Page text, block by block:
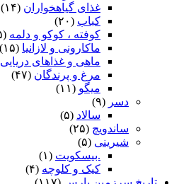
غذای گیاهخواران (۱۴)
کباب (۲۰)
کوفته ، کوکو و دلمه (۴۵)
ماکارونی و لازانیا (۱۵)
ماهی و غذاهای دریایی
مرغ و پرندگان (۴۷)
میگو (۱۱)
دسر (۹)
سالاد (۵)
ساندویچ (۲۵)
شیرینی (۵)
.بیسکویت (۱)
کیک و کلوچه (۴)